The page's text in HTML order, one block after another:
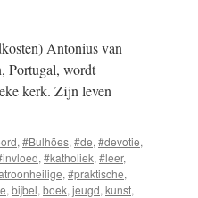
Antonius van
Portugal, wordt
kerk. Zijn leven
, #Bulhões, #de, #devotie,
, #katholiek, #leer,
, #praktische,
, bijbel, boek, jeugd, kunst,